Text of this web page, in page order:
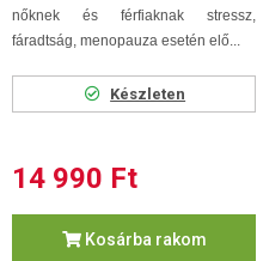
nőknek és férfiaknak stressz,
fáradtság, menopauza esetén elő...
Készleten
14 990 Ft
Kosárba rakom